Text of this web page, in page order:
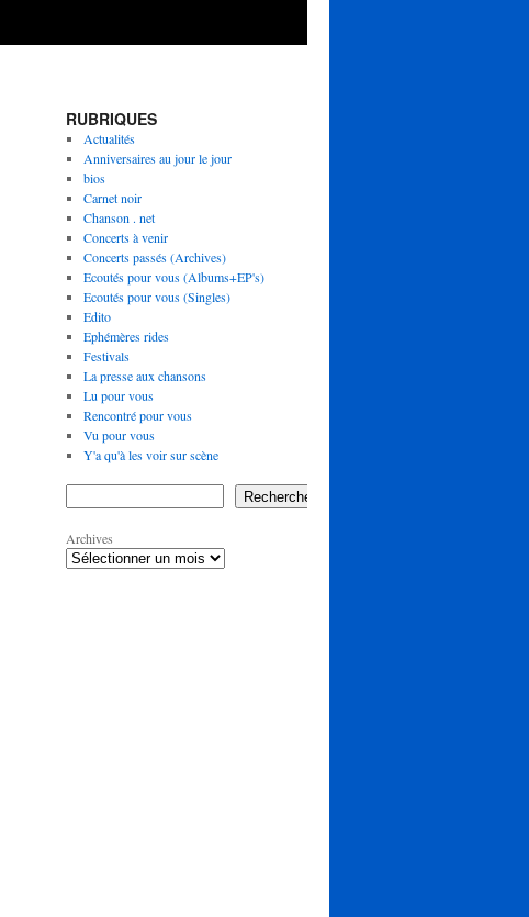
RUBRIQUES
Actualités
Anniversaires au jour le jour
bios
Carnet noir
Chanson . net
Concerts à venir
Concerts passés (Archives)
Ecoutés pour vous (Albums+EP's)
Ecoutés pour vous (Singles)
Edito
Ephémères rides
Festivals
La presse aux chansons
Lu pour vous
Rencontré pour vous
Vu pour vous
Y'a qu'à les voir sur scène
Rechercher
Archives